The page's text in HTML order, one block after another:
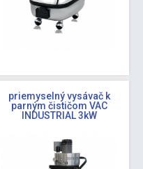
priemyselný vysávač k
parným čističom VAC
INDUSTRIAL 3kW